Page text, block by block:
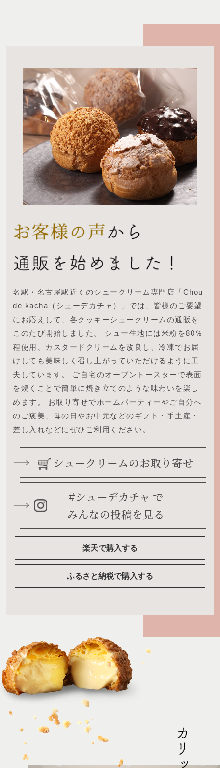
名駅・名古屋駅近くのシュークリーム専門店「Chou
de kacha（シューデカチャ）」では、皆様のご要望
にお応えして、各クッキーシュークリームの通販を
このたび開始しました。
シュー生地には米粉を80％
程使用、カスタードクリームを改良し、冷凍でお届
けしても美味しく召し上がっていただけるように工
夫しています。
ご自宅のオーブントースターで表面
を焼くことで簡単に焼き立てのような味わいを楽し
めます。
お取り寄せでホームパーティーやご自分へ
のご褒美、母の日やお中元などのギフト・手土産・
差し入れなどにぜひご利用ください。
シュークリームのお取り寄せ
#シューデカチャ で
みんなの投稿を見る
楽天で購入する
ふるさと納税で購入する